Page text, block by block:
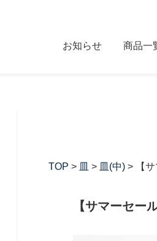
お知らせ 商品一
TOP > 皿 > 皿(中) > 【
【サマーセ